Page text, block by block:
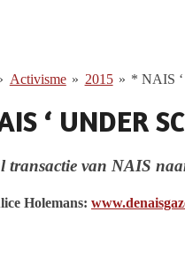
Activisme » 2015 » * NAIS
‘ UNDER
transactie van NAIS
Holemans: